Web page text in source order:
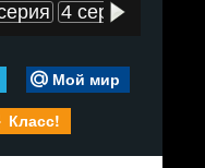
4 серия
Мой мир
Класс!